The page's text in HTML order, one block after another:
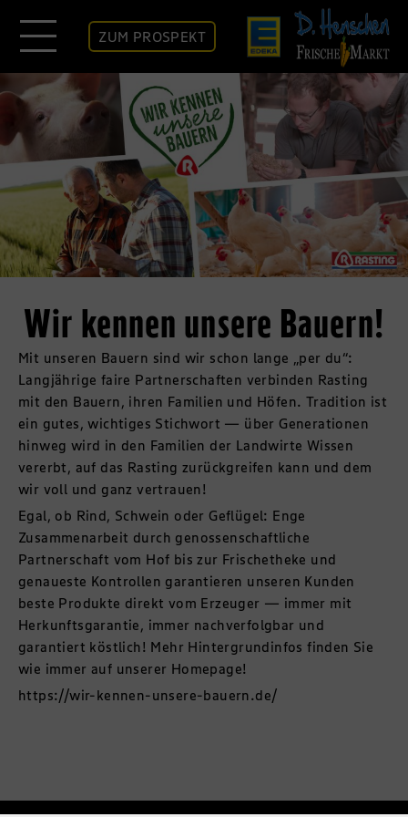
ZUM PROSPEKT
Wir kennen unsere Bauern!
Mit unseren Bauern sind wir schon lange „per du“:
Langjährige faire Partnerschaften verbinden Rasting
mit den Bauern, ihren Familien und Höfen. Tradition ist
ein gutes, wichtiges Stichwort — über Generationen
hinweg wird in den Familien der Landwirte Wissen
vererbt, auf das Rasting zurückgreifen kann und dem
wir voll und ganz vertrauen!
Egal, ob Rind, Schwein oder Geflügel: Enge
Zusammenarbeit durch genossenschaftliche
Partnerschaft vom Hof bis zur Frischetheke und
genaueste Kontrollen garantieren unseren Kunden
beste Produkte direkt vom Erzeuger — immer mit
Herkunftsgarantie, immer nachverfolgbar und
garantiert köstlich! Mehr Hintergrundinfos finden Sie
wie immer auf unserer Homepage!
https://wir-kennen-unsere-bauern.de/